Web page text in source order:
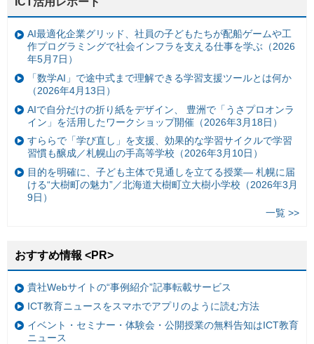
AI最適化企業グリッド、社員の子どもたちが配船ゲームや工
作プログラミングで社会インフラを支える仕事を学ぶ（2026
年5月7日）
「数学AI」で途中式まで理解できる学習支援ツールとは何か
（2026年4月13日）
AIで自分だけの折り紙をデザイン、 豊洲で「うさプロオンラ
イン」を活用したワークショップ開催（2026年3月18日）
すららで「学び直し」を支援、効果的な学習サイクルで学習
習慣も醸成／札幌山の手高等学校（2026年3月10日）
目的を明確に、子ども主体で見通しを立てる授業— 札幌に届
ける“大樹町の魅力”／北海道大樹町立大樹小学校（2026年3月
9日）
一覧 >>
おすすめ情報 <PR>
貴社Webサイトの“事例紹介”記事転載サービス
ICT教育ニュースをスマホでアプリのように読む方法
イベント・セミナー・体験会・公開授業の無料告知はICT教育
ニュース